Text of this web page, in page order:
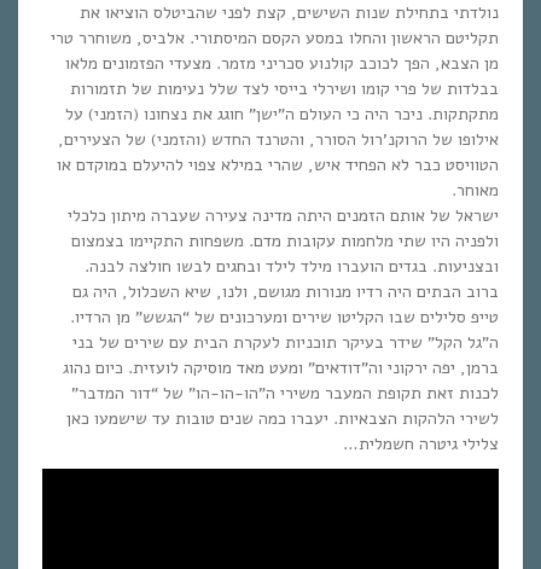
נולדתי בתחילת שנות השישים, קצת לפני שהביטלס הוציאו את
תקליטם הראשון והחלו במסע הקסם המיסתורי. אלביס, משוחרר טרי
מן הצבא, הפך לכוכב קולנוע סכריני מזמר. מצעדי הפזמונים מלאו
בבלדות של פרי קומו ושירלי בייסי לצד שלל נעימות של תזמורות
מתקתקות. ניכר היה כי העולם ה”ישן” חוגג את נצחונו (הזמני) על
אילופו של הרוקנ’רול הסורר, והטרנד החדש (והזמני) של הצעירים,
הטוויסט כבר לא הפחיד איש, שהרי במילא צפוי להיעלם במוקדם או
מאוחר.
ישראל של אותם הזמנים היתה מדינה צעירה שעברה מיתון כלכלי
ולפניה היו שתי מלחמות עקובות מדם. משפחות התקיימו בצמצום
ובצניעות. בגדים הועברו מילד לילד ובחגים לבשו חולצה לבנה.
ברוב הבתים היה רדיו מנורות מגושם, ולנו, שיא השכלול, היה גם
טייפ סלילים שבו הקליטו שירים ומערכונים של “הגשש” מן הרדיו.
ה”גל הקל” שידר בעיקר תוכניות לעקרת הבית עם שירים של בני
ברמן, יפה ירקוני וה”דודאים” ומעט מאד מוסיקה לועזית. כיום נהוג
לכנות זאת תקופת המעבר משירי ה”הו-הו-הו” של “דור המדבר”
לשירי הלהקות הצבאיות. יעברו כמה שנים טובות עד שישמעו כאן
צלילי גיטרה חשמלית…